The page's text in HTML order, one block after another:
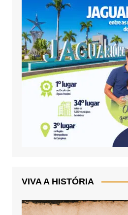
VIVA A HISTÓRIA